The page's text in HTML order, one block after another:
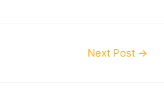
Next Post →